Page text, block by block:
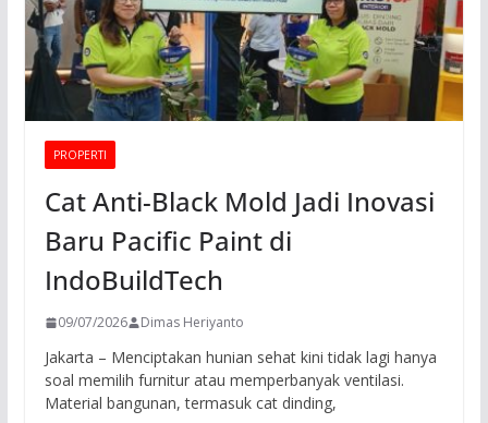
PROPERTI
Cat Anti-Black Mold Jadi Inovasi
Baru Pacific Paint di
IndoBuildTech
09/07/2026 Dimas Heriyanto
Jakarta – Menciptakan hunian sehat kini tidak lagi hanya
soal memilih furnitur atau memperbanyak ventilasi.
Material bangunan, termasuk cat dinding,